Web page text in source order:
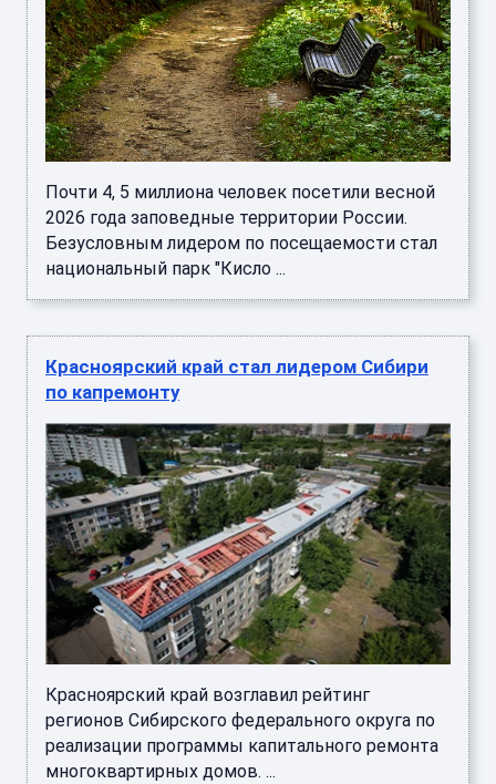
Почти 4, 5 миллиона человек посетили весной
2026 года заповедные территории России.
Безусловным лидером по посещаемости стал
национальный парк "Кисло ...
Красноярский край стал лидером Сибири
по капремонту
Красноярский край возглавил рейтинг
регионов Сибирского федерального округа по
реализации программы капитального ремонта
многоквартирных домов. ...